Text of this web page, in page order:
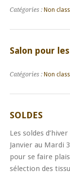
Catégories : Non
Salon pour
Catégories : Non
SOLDES
Les soldes
Janvier au Mardi
pour se faire
sélection des